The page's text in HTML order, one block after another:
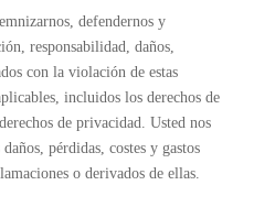
defendernos y
responsabilidad, daños,
con la violación de estas
incluidos los derechos de
de privacidad. Usted nos
pérdidas, costes y gastos
o derivados de ellas.